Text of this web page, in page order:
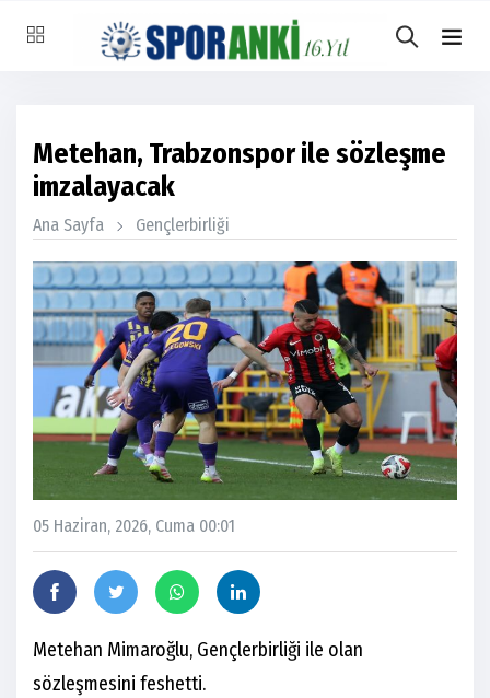
Metehan, Trabzonspor ile sözleşme
imzalayacak
Ana Sayfa Gençlerbirliği
05 Haziran, 2026, Cuma 00:01
Metehan Mimaroğlu, Gençlerbirliği ile olan
sözleşmesini feshetti.